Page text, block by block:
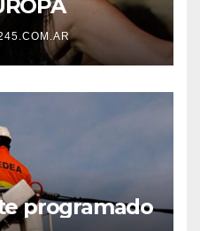
programado